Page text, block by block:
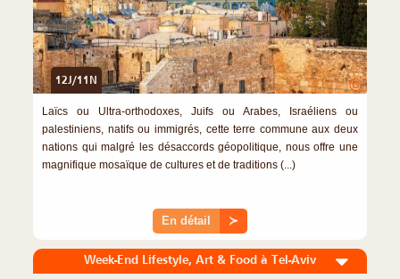
12J/11N ©
Laïcs ou Ultra-orthodoxes, Juifs ou Arabes, Israéliens ou
palestiniens, natifs ou immigrés, cette terre commune aux deux
nations qui malgré les désaccords géopolitique, nous offre une
magnifique mosaïque de cultures et de traditions (...)
En détail ≻
Week-End Lifestyle, Art & Food à Tel-Aviv